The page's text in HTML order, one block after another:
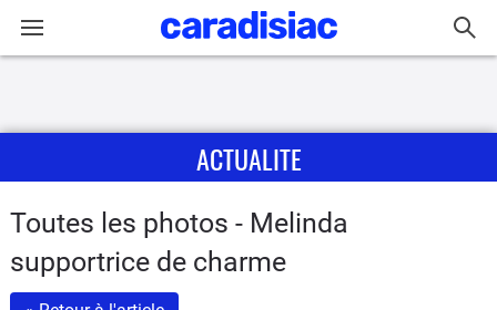
Actu
Essais
ACTUALITE
Toutes les photos - Melinda
supportrice de charme